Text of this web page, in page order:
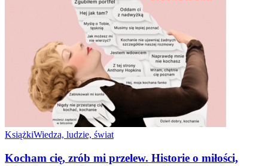
KsiążkiWiedza, ludzie, świat
Kocham cię, zrób mi przelew. Historie o miłości,